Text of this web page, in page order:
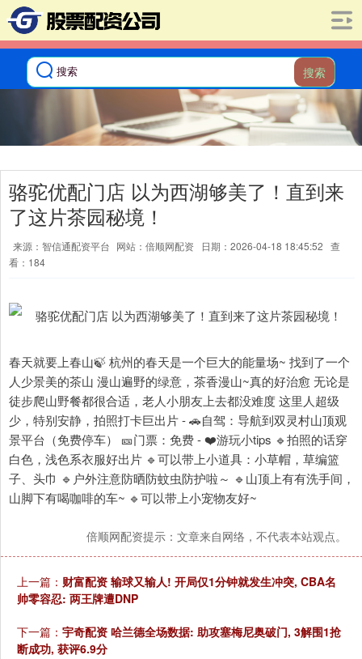
搜索
骆驼优配门店 以为西湖够美了！直到来
了这片茶园秘境！
来源：智信通配资平台 网站：倍顺网配资 日期：2026-04-18 18:45:52 查
看：184
春天就要上春山🍃 杭州的春天是一个巨大的能量场~ 找到了一个
人少景美的茶山 漫山遍野的绿意，茶香漫山~真的好治愈 无论是
徒步爬山野餐都很合适，老人小朋友上去都没难度 这里人超级
少，特别安静，拍照打卡巨出片 - 🚗自驾：导航到双灵村山顶观
景平台（免费停车） 🎫门票：免费 - ❤️游玩小tips 🔹拍照的话穿
白色，浅色系衣服好出片 🔹可以带上小道具：小草帽，草编篮
子、头巾 🔹户外注意防晒防蚊虫防护啦～ 🔹山顶上有有洗手间，
山脚下有喝咖啡的车~ 🔹可以带上小宠物友好~
倍顺网配资提示：文章来自网络，不代表本站观点。
上一篇： 财富配资 输球又输人! 开局仅1分钟就发生冲突, CBA名
帅零容忍: 两王牌遭DNP
下一篇： 宇奇配资 哈兰德全场数据: 助攻塞梅尼奥破门, 3解围1抢
断成功, 获评6.9分